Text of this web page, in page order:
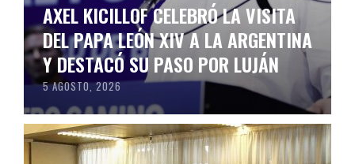
AXEL KICILLOF CELEBRÓ LA VISITA
DEL PAPA LEÓN XIV A LA ARGENTINA
Y DESTACÓ SU PASO POR LUJÁN
5 AGOSTO, 2026